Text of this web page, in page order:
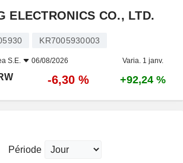
ELECTRONICS CO., LTD.
KR7005930003
S.E. 06/08/2026 Varia. 1 janv.
-6,30 % +92,24 %
Période